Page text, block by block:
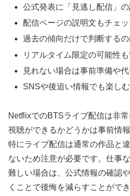
公式発表に「見逃し配信」
配信ページの説明文もチェ
過去の傾向だけで判断する
リアルタイム限定の可能性
見れない場合は事前準備や
SNSや後追い情報でも楽し
NetflixでのBTSライブ配信は非
視聴ができるかどうかは事前情
特にライブ配信は通常の作品と
ないため注意が必要です。仕事
難しい場合は、公式情報の確認
くことで後悔を減らすことがで